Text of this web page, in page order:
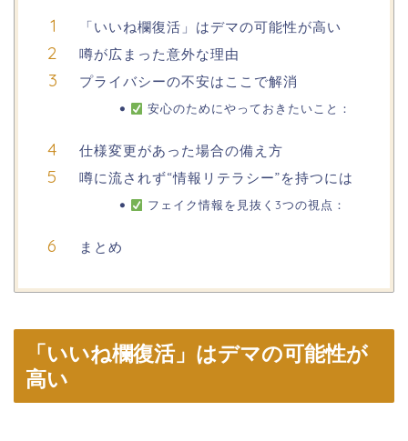
「いいね欄復活」はデマの可能性が高い
噂が広まった意外な理由
プライバシーの不安はここで解消
安心のためにやっておきたいこと：
仕様変更があった場合の備え方
噂に流されず“情報リテラシー”を持つには
フェイク情報を見抜く3つの視点：
まとめ
「いいね欄復活」はデマの可能性が
高い